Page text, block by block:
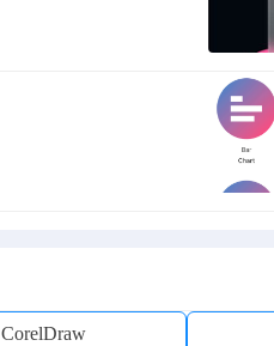
CorelDraw